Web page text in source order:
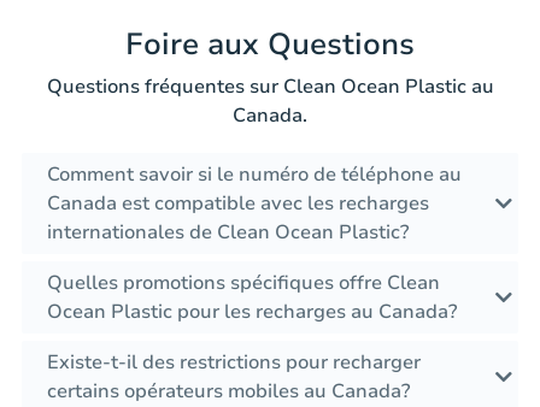
Foire aux Questions
Questions fréquentes sur Clean Ocean Plastic au
Canada.
Comment savoir si le numéro de téléphone au
Canada est compatible avec les recharges
internationales de Clean Ocean Plastic?
Quelles promotions spécifiques offre Clean
Ocean Plastic pour les recharges au Canada?
Existe-t-il des restrictions pour recharger
certains opérateurs mobiles au Canada?